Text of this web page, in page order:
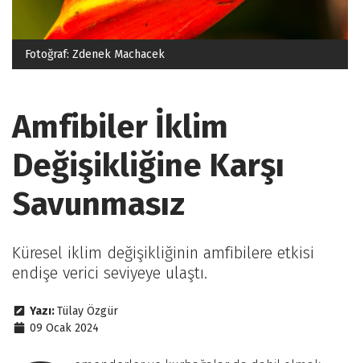
Fotoğraf: Zdenek Machacek
Amfibiler İklim
Değişikliğine Karşı
Savunmasız
Küresel iklim değişikliğinin amfibilere etkisi
endişe verici seviyeye ulaştı.
Yazı:Tülay Özgür
09 Ocak 2024